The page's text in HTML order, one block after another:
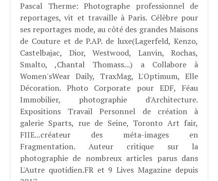
Pascal Therme: Photographe professionnel de
reportages, vit et travaille à Paris. Célèbre pour
ses reportages mode, au côté des grandes Maisons
de Couture et de P.AP. de luxe(Lagerfeld, Kenzo,
Castelbajac, Dior, Westwood, Lanvin, Rochas,
Smalto, ,Chantal Thomass...) a Collabore à
Women'sWear Daily, TraxMag, L'Optimum, Elle
Décoration. Photo Corporate pour EDF, Féau
Immobilier, photographie d'Architecture.
Expositions Travail Personnel de création à
galerie Sparts, rue de Seine, Toronto Art fair,
FIIE...créateur des méta-images en
Fragmentation. Auteur critique sur la
photographie de nombreux articles parus dans
L'Autre quotidien.FR et 9 Lives Magazine depuis